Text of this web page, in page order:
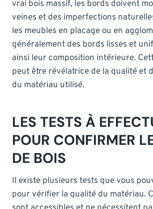
vrai bois massif, les bords doivent
veines et des imperfections
les meubles en placage ou en
généralement des bords lisses et
ainsi leur composition intérieure.
peut être révélatrice de la qualité et
du matériau utilisé.
LES TESTS À
POUR CONFIRMER
DE BOIS
Il existe plusieurs tests que vous
pour vérifier la qualité du matériau.